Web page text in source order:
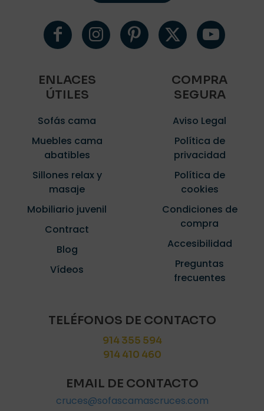
ENLACES
ÚTILES
Sofás cama
Muebles cama
abatibles
Sillones relax y
masaje
Mobiliario juvenil
Contract
Blog
Vídeos
COMPRA
SEGURA
Aviso Legal
Política de
privacidad
Política de
cookies
Condiciones de
compra
Accesibilidad
Preguntas
frecuentes
TELÉFONOS DE CONTACTO
914 355 594
914 410 460
EMAIL DE CONTACTO
cruces@sofascamascruces.com